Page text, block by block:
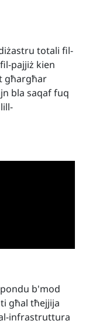
totali fil-
pajjiż kien
għargħar
bla saqaf fuq
b'mod
għal tħejjija
infrastruttura